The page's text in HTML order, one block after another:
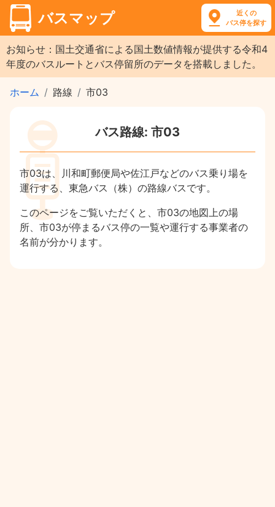
バスマップ
近くの
バス停を探す
お知らせ：国土交通省による国土数値情報が提供する令和4
年度のバスルートとバス停留所のデータを搭載しました。
ホーム 路線 市03
バス路線: 市03
市03は、川和町郵便局や佐江戸などのバス乗り場を
運行する、東急バス（株）の路線バスです。
このページをご覧いただくと、市03の地図上の場
所、市03が停まるバス停の一覧や運行する事業者の
名前が分かります。